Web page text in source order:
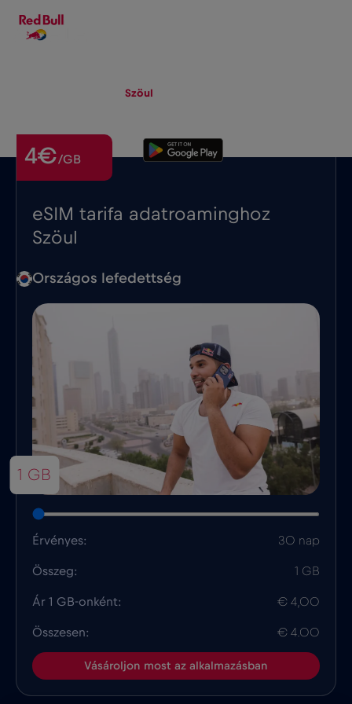
Szöul
eSIM tarifa adatroaminghoz
Szöul
4€/GB
Országos lefedettség
1 GB
Érvényes: 30 nap
Összeg: 1 GB
Ár 1 GB-onként: € 4,00
Összesen: € 4.00
Vásároljon most az alkalmazásban